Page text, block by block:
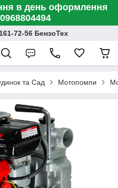
в день оформлення
72-56 БензоТех
та Сад Мотопомпи